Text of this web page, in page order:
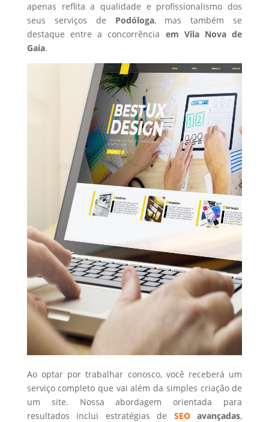
apenas reflita a qualidade e profissionalismo dos
seus serviços de Podóloga, mas também se
destaque entre a concorrência em Vila Nova de
Gaia.
Ao optar por trabalhar conosco, você receberá um
serviço completo que vai além da simples criação de
um site. Nossa abordagem orientada para
resultados inclui estratégias de SEOavançadas,